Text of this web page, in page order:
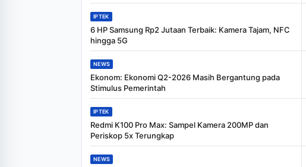
IPTEK
6 HP Samsung Rp2 Jutaan Terbaik: Kamera Tajam, NFC
hingga 5G
NEWS
Ekonom: Ekonomi Q2-2026 Masih Bergantung pada
Stimulus Pemerintah
IPTEK
Redmi K100 Pro Max: Sampel Kamera 200MP dan
Periskop 5x Terungkap
NEWS